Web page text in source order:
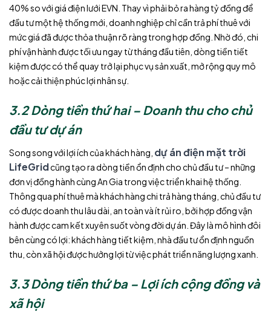
40% so với giá điện lưới EVN. Thay vì phải bỏ ra hàng tỷ đồng để
đầu tư một hệ thống mới, doanh nghiệp chỉ cần trả phí thuê với
mức giá đã được thỏa thuận rõ ràng trong hợp đồng. Nhờ đó, chi
phí vận hành được tối ưu ngay từ tháng đầu tiên, dòng tiền tiết
kiệm được có thể quay trở lại phục vụ sản xuất, mở rộng quy mô
hoặc cải thiện phúc lợi nhân sự.
3.2 Dòng tiền thứ hai – Doanh thu cho chủ
đầu tư dự án
Song song với lợi ích của khách hàng, dự án điện mặt trời
LifeGridcũng tạo ra dòng tiền ổn định cho chủ đầu tư – những
đơn vị đồng hành cùng An Gia trong việc triển khai hệ thống.
Thông qua phí thuê mà khách hàng chi trả hàng tháng, chủ đầu tư
có được doanh thu lâu dài, an toàn và ít rủi ro, bởi hợp đồng vận
hành được cam kết xuyên suốt vòng đời dự án. Đây là mô hình đôi
bên cùng có lợi: khách hàng tiết kiệm, nhà đầu tư ổn định nguồn
thu, còn xã hội được hưởng lợi từ việc phát triển năng lượng xanh.
3.3 Dòng tiền thứ ba – Lợi ích cộng đồng và
xã hội